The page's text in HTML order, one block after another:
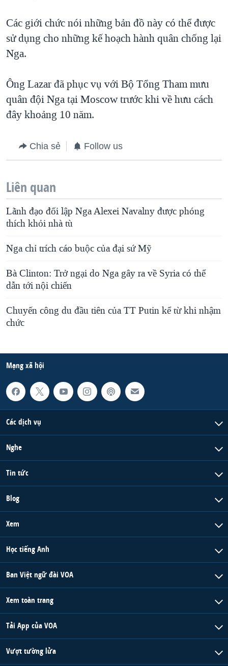
Các giới chức nói những bản đồ này có thể được
sử dụng cho những kế hoạch hành quân chống lại
Nga.
Ông Lazar đã phục vụ với Bộ Tổng Tham mưu
quân đội Nga tại Moscow trước khi về hưu cách
đây khoảng 10 năm.
Chia sẻ Follow us
Liên quan
Lãnh đạo đối lập Nga Alexei Navalny được phóng
thích khỏi nhà tù
Nga chỉ trích cáo buộc của đại sứ Mỹ
Bà Clinton: Trở ngại do Nga gây ra về Syria có thể
dẫn tới nội chiến
Chuyến công du đầu tiên của TT Putin kể từ khi nhậm
chức
Mạng xã hội
Các dịch vụ
Nghe
Tin tức
Blog
Xem
Học tiếng Anh
Ban Việt ngữ đài VOA
Xem toàn trang
Tải App của VOA
Vượt tường lửa